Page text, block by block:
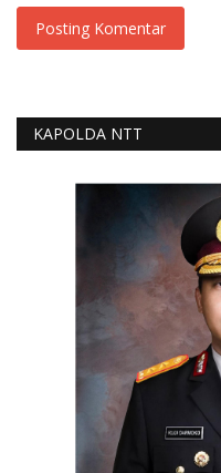
Posting Komentar
KAPOLDA NTT